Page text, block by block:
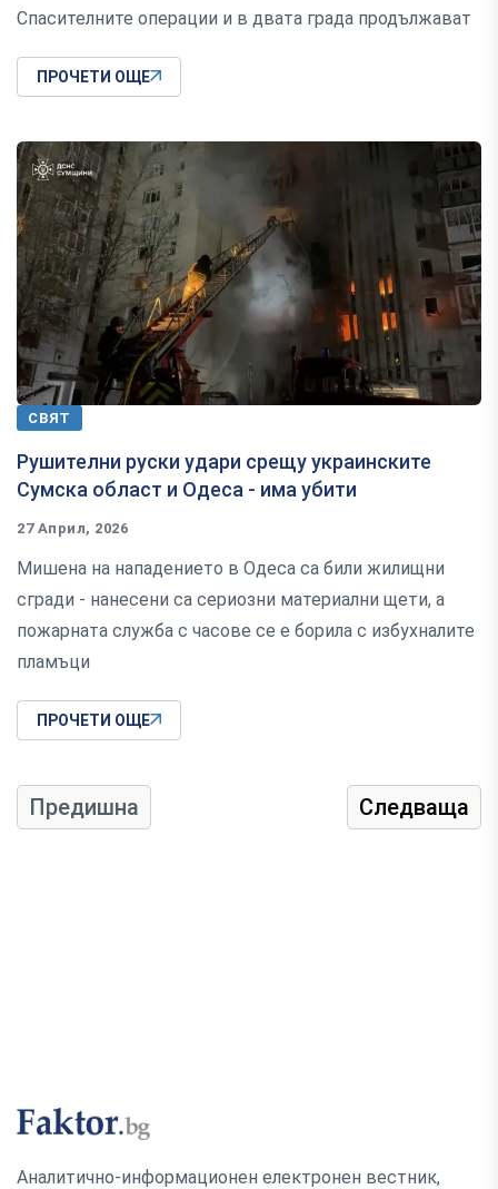
Спасителните операции и в двата града продължават
ПРОЧЕТИ ОЩЕ
СВЯТ
Рушителни руски удари срещу украинските
Сумска област и Одеса - има убити
27 Април, 2026
Мишена на нападението в Одеса са били жилищни
сгради - нанесени са сериозни материални щети, а
пожарната служба с часове се е борила с избухналите
пламъци
ПРОЧЕТИ ОЩЕ
Предишна Следваща
Аналитично-информационен електронен вестник,